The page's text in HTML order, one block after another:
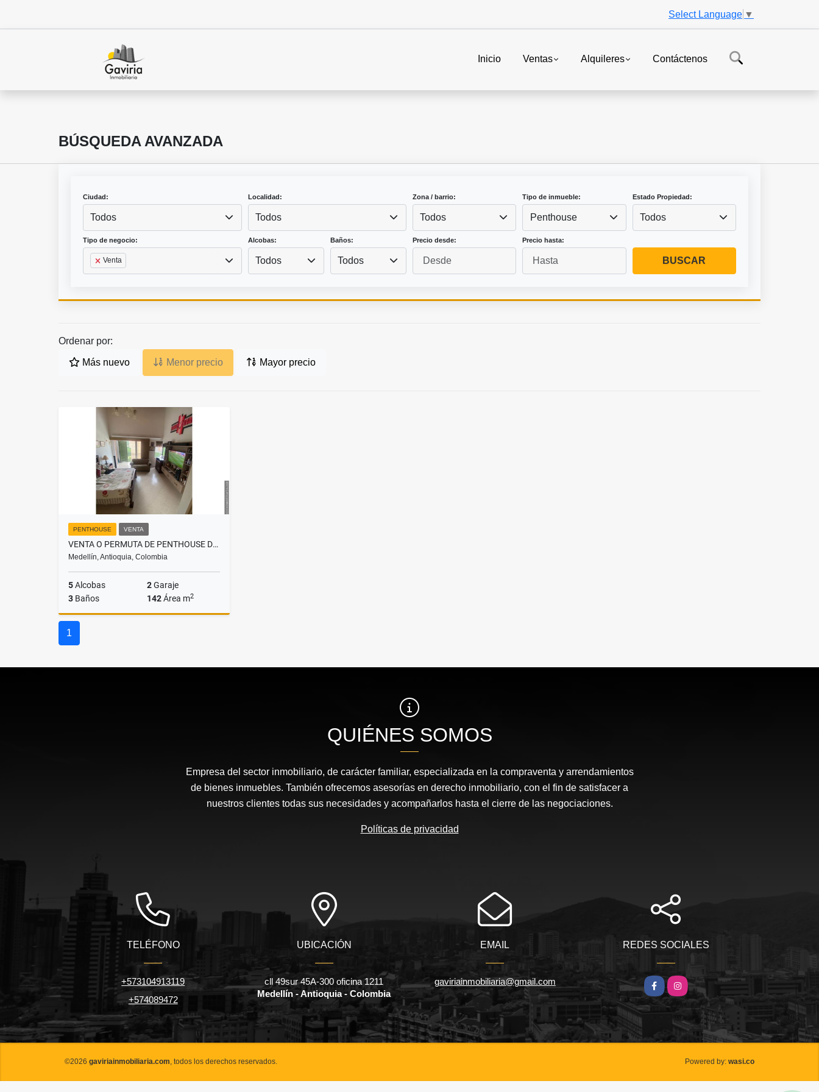
Select Language ▼
Inicio Ventas Alquileres Contáctenos
BÚSQUEDA AVANZADA
Ciudad:
Todos
Localidad:
Todos
Zona / barrio:
Todos
Tipo de inmueble:
Penthouse
Estado Propiedad:
Todos
Tipo de negocio:
Venta
Alcobas:
Todos
Baños:
Todos
Precio desde: Precio hasta:
BUSCAR
Ordenar por:
Más nuevo Menor precio Mayor precio
PENTHOUSE VENTA
VENTA O PERMUTA DE PENTHOUSE DUPLEX EN LOS COLORES
Medellín, Antioquia, Colombia
5Alcobas 2Garaje
3 Baños 142Área m2
1
QUIÉNES SOMOS
Empresa del sector inmobiliario, de carácter familiar, especializada en la compraventa y arrendamientos
de bienes inmuebles. También ofrecemos asesorías en derecho inmobiliario, con el fin de satisfacer a
nuestros clientes todas sus necesidades y acompañarlos hasta el cierre de las negociaciones.
Políticas de privacidad
TELÉFONO
+573104913119
+574089472
UBICACIÓN
cll 49sur 45A-300 oficina 1211
Medellín - Antioquia - Colombia
EMAIL
gaviriainmobiliaria@gmail.com
REDES SOCIALES
Facebook
Instagram
©2026 gaviriainmobiliaria.com, todos los derechos reservados. Powered by: wasi.co